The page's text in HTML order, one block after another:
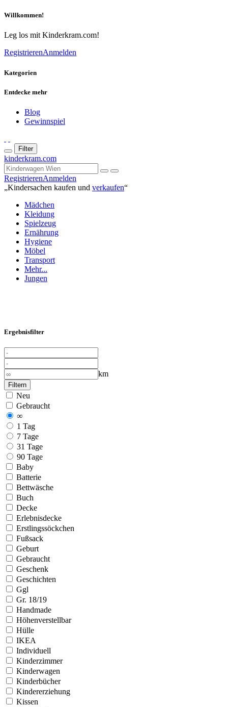
Willkommen!
Leg los mit Kinderkram.com!
RegistrierenAnmelden
Kategorien
Entdecke mehr
Blog
Gewinnspiel
Filter
kinderkram.com
RegistrierenAnmelden
„Kindersachen kaufen und verkaufen“
Mädchen
Kleidung
Spielzeug
Ernährung
Hygiene
Möbel
Transport
Mehr...
Jungen
Ergebnisfilter
km
Filtern
Neu
Gebraucht
∞
1 Tag
7 Tage
31 Tage
90 Tage
Baby
Batterie
Bettwäsche
Buch
Decke
Erlebnisdecke
Erstlingssöckchen
Fußsack
Geburt
Gebraucht
Geschenk
Geschichten
Ggl
Gr. 18/19
Handmade
Höhenverstellbar
Hülle
IKEA
Individuell
Kinderzimmer
Kinderwagen
Kinderbücher
Kindererziehung
Kissen